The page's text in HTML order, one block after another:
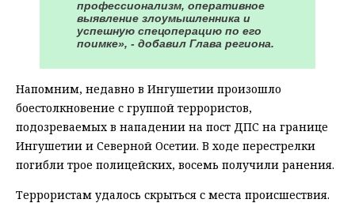
профессионализм, оперативное
выявление злоумышленника и
успешную спецоперацию по его
поимке», - добавил Глава региона.
Напомним, недавно в Ингушетии произошло
боестолкновение с группой террористов,
подозреваемых в нападении на пост ДПС на границе
Ингушетии и Северной Осетии. В ходе перестрелки
погибли трое полицейских, восемь получили ранения.
Террористам удалось скрыться с места происшествия.